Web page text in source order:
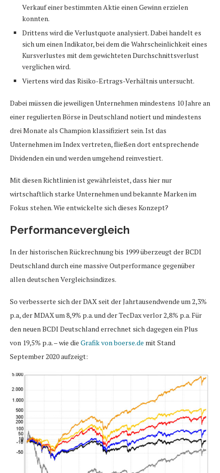
Verkauf einer bestimmten Aktie einen Gewinn erzielen
konnten.
Drittens wird die Verlustquote analysiert. Dabei handelt es
sich um einen Indikator, bei dem die Wahrscheinlichkeit eines
Kursverlustes mit dem gewichteten Durchschnittsverlust
verglichen wird.
Viertens wird das Risiko-Ertrags-Verhältnis untersucht.
Dabei müssen die jeweiligen Unternehmen mindestens 10 Jahre an
einer regulierten Börse in Deutschland notiert und mindestens
drei Monate als Champion klassifiziert sein. Ist das
Unternehmen im Index vertreten, fließen dort entsprechende
Dividenden ein und werden umgehend reinvestiert.
Mit diesen Richtlinien ist gewährleistet, dass hier nur
wirtschaftlich starke Unternehmen und bekannte Marken im
Fokus stehen. Wie entwickelte sich dieses Konzept?
Performancevergleich
In der historischen Rückrechnung bis 1999 überzeugt der BCDI
Deutschland durch eine massive Outperformance gegenüber
allen deutschen Vergleichsindizes.
So verbesserte sich der DAX seit der Jahrtausendwende um 2,3%
p.a, der MDAX um 8,9% p.a. und der TecDax verlor 2,8% p.a. Für
den neuen BCDI Deutschland errechnet sich dagegen ein Plus
von 19,5% p.a. – wie die Grafik von boerse.de mit Stand
September 2020 aufzeigt: